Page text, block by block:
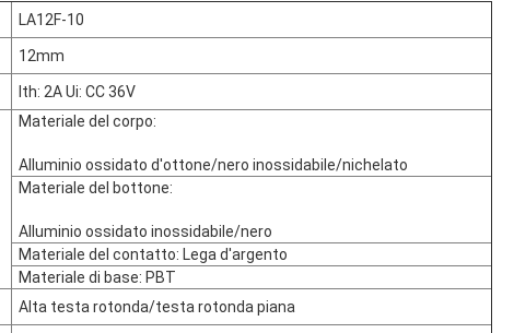
LA12F-10
12mm
Ith: 2A Ui: CC 36V
Materiale del corpo:
Alluminio ossidato d'ottone/nero inossidabile/nichelato
Materiale del bottone:
Alluminio ossidato inossidabile/nero
Materiale del contatto: Lega d'argento
Materiale di base: PBT
Alta testa rotonda/testa rotonda piana